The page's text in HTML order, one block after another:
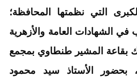
التي نظمتها المحافظة؛
في الشهادات العامة والأزهرية
بقاعة المشير طنطاوي بمجمع
بحضور الأستاذ سيد محمود